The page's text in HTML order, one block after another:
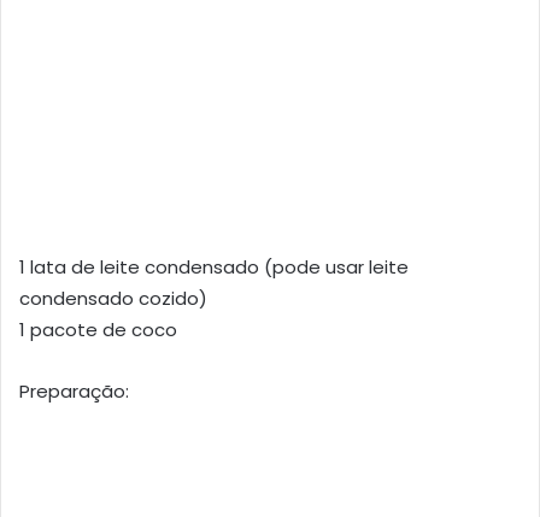
1 lata de leite condensado (pode usar leite
condensado cozido)
1 pacote de coco
Preparação: